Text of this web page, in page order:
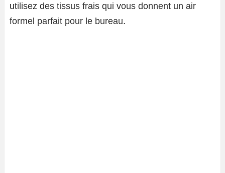
utilisez des tissus frais qui vous donnent un air
formel parfait pour le bureau.